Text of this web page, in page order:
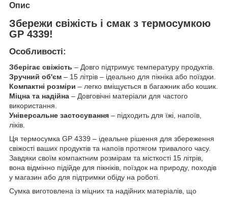
Опис
Збережи свіжість і смак з термосумкою
GP 4339!
Особливості:
Зберігає свіжість – Довго підтримує температуру продуктів.
Зручний об'єм – 15 літрів – ідеально для пікніка або поїздки.
Компактні розміри – легко вміщується в багажник або кошик.
Міцна та надійна – Довговічні матеріали для частого
використання.
Універсальне застосування – підходить для їжі, напоїв,
ліків.
Ця термосумка GP 4339 – ідеальне рішення для збереження
свіжості ваших продуктів та напоїв протягом тривалого часу.
Завдяки своїм компактним розмірам та місткості 15 літрів,
вона відмінно підійде для пікніків, поїздок на природу, походів
у магазин або для підтримки обіду на роботі.
Сумка виготовлена із міцних та надійних матеріалів, що